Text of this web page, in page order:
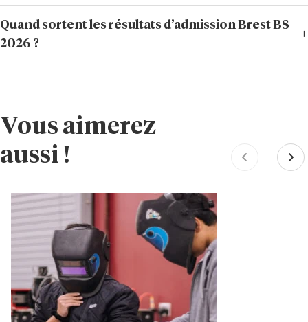
Quand sortent les résultats d’admission Brest BS
2026 ?
Vous aimerez
aussi !